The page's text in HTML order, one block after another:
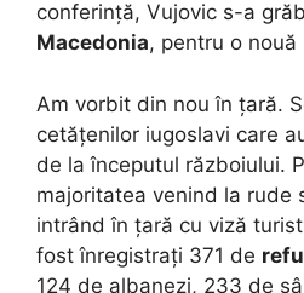
conferință, Vujovic s-a
Macedonia, pentru o
Am vorbit din nou în țară.
cetățenilor iugoslavi care
de la începutul războiului.
majoritatea venind la rude
intrând în țară cu viză
fost înregistrați 371 de
124 de albanezi, 233 de